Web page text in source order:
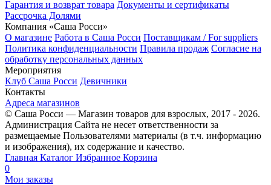
Гарантия и возврат товара Документы и сертификаты
Рассрочка Долями
Компания «Саша Росси»
О магазине Работа в Саша Росси Поставщикам / For suppliers
Политика конфиденциальности Правила продаж Согласие на
обработку персональных данных
Мероприятия
Клуб Саша Росси Девичники
Контакты
Адреса магазинов
© Саша Росси — Магазин товаров для взрослых, 2017 - 2026.
Администрация Сайта не несет ответственности за
размещаемые Пользователями материалы (в т.ч. информацию
и изображения), их содержание и качество.
Главная Каталог Избранное Корзина
0
Мои заказы